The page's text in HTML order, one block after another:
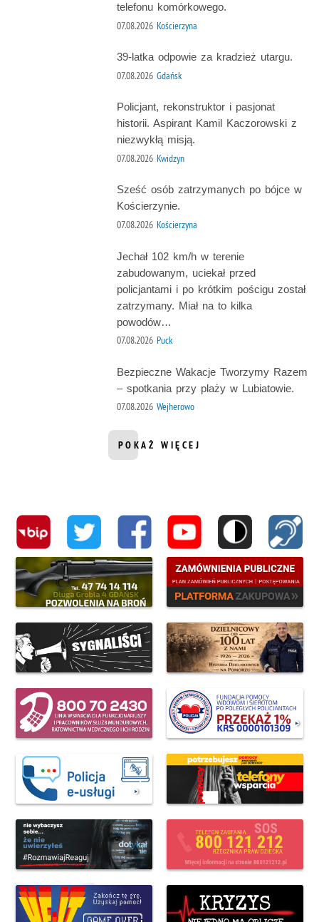
telefonu komórkowego.
07.08.2026 Kościerzyna
39-latka odpowie za kradzież utargu.
07.08.2026 Gdańsk
Policjant, rekonstruktor i pasjonat
historii. Aspirant Kamil Kaczorowski z
niezwykłą misją.
07.08.2026 Kwidzyn
Sześć osób zatrzymanych po bójce w
Kościerzynie.
07.08.2026 Kościerzyna
Jechał 102 km/h w terenie
zabudowanym, uciekał przed
policjantami i po krótkim pościgu został
zatrzymany. Miał na to kilka
powodów…
07.08.2026 Puck
Bezpieczne Wakacje Tworzymy Razem
– spotkania przy plaży w Lubiatowie.
07.08.2026 Wejherowo
POKAŻ WIĘCEJ
INFORMACJI Z DZIAŁU